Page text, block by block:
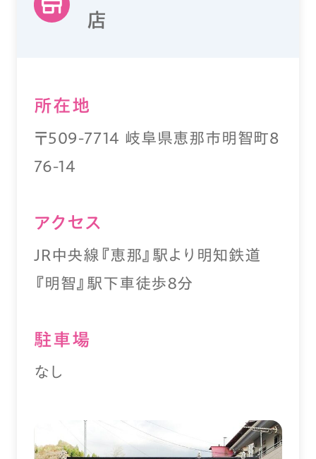
店
所在地
〒509-7714 岐阜県恵那市明智町8
76-14
アクセス
JR中央線『恵那』駅より明知鉄道
『明智』駅下車徒歩８分
駐⾞場
なし